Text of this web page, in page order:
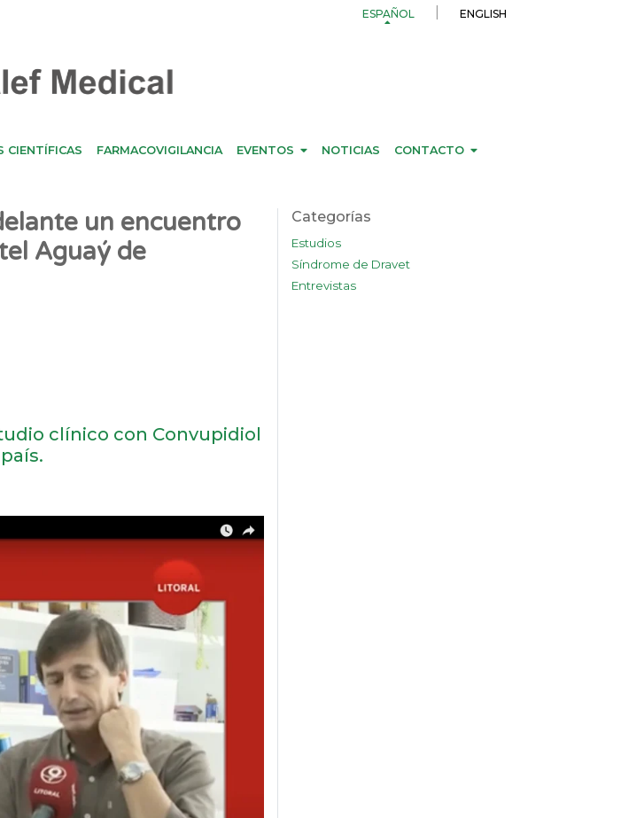
ESPAÑOL ENGLISH
CIENTÍFICAS FARMACOVIGILANCIA EVENTOS NOTICIAS CONTACTO
un encuentro
Aguaý de
clínico con Convupidiol
Categorías
Estudios
Síndrome de Dravet
Entrevistas